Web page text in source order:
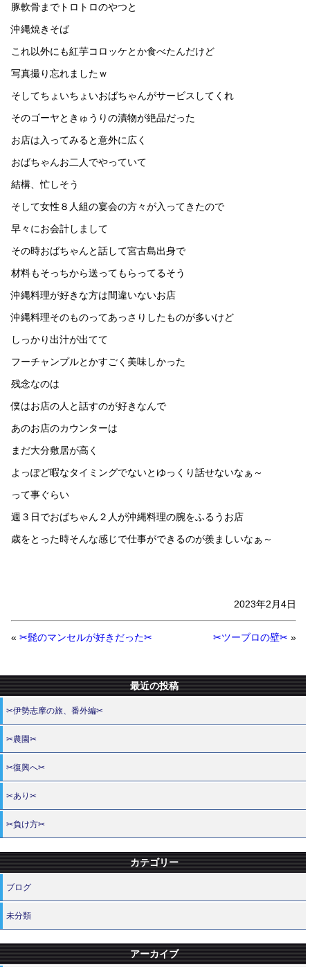
豚軟骨までトロトロのやつと
沖縄焼きそば
これ以外にも紅芋コロッケとか食べたんだけど
写真撮り忘れましたｗ
そしてちょいちょいおばちゃんがサービスしてくれ
そのゴーヤときゅうりの漬物が絶品だった
お店は入ってみると意外に広く
おばちゃんお二人でやっていて
結構、忙しそう
そして女性８人組の宴会の方々が入ってきたので
早々にお会計しまして
その時おばちゃんと話して宮古島出身で
材料もそっちから送ってもらってるそう
沖縄料理が好きな方は間違いないお店
沖縄料理そのものってあっさりしたものが多いけど
しっかり出汁が出てて
フーチャンプルとかすごく美味しかった
残念なのは
僕はお店の人と話すのが好きなんで
あのお店のカウンターは
まだ大分敷居が高く
よっぽど暇なタイミングでないとゆっくり話せないなぁ～
って事ぐらい
週３日でおばちゃん２人が沖縄料理の腕をふるうお店
歳をとった時そんな感じで仕事ができるのが羨ましいなぁ～
2023年2月4日
« ✂髭のマンセルが好きだった✂ ✂ツーブロの壁✂ »
最近の投稿
✂伊勢志摩の旅、番外編✂
✂農園✂
✂復興へ✂
✂あり✂
✂負け方✂
カテゴリー
ブログ
未分類
アーカイブ